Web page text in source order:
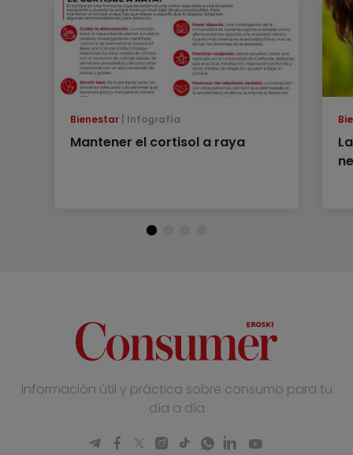
Bienestar Infografía
Mantener el cortisol a raya
Información útil y práctica sobre consumo para tu
día a día